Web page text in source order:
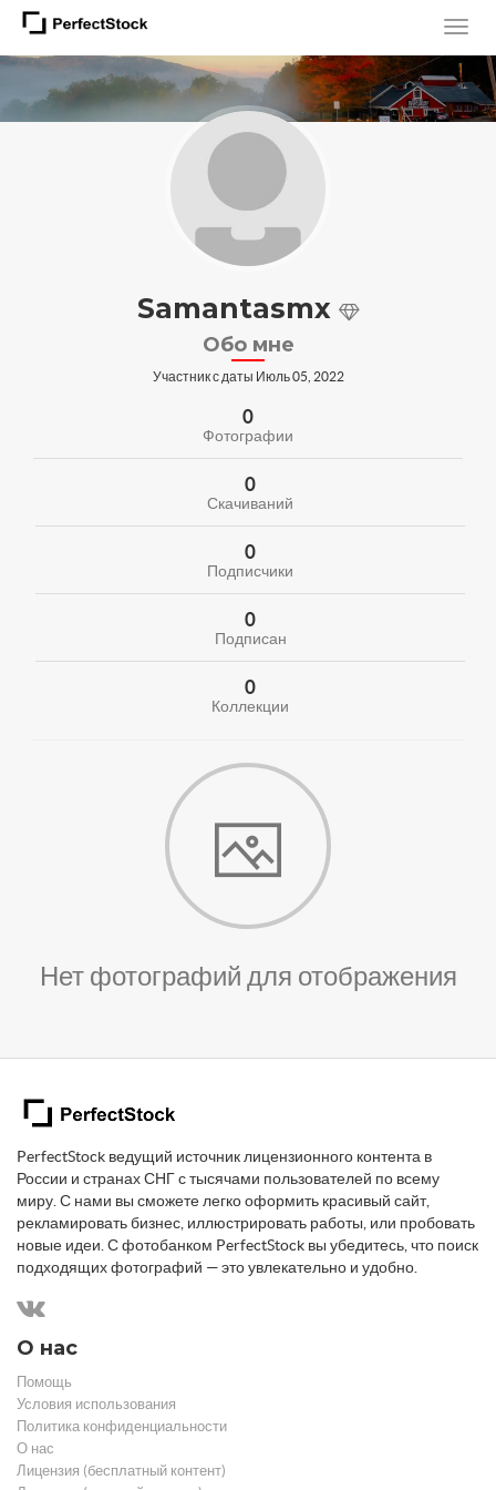
Samantasmx
Обо мне
Участник с даты Июль 05, 2022
0
Фотографии
0
Скачиваний
0
Подписчики
0
Подписан
0
Коллекции
Нет фотографий для отображения
PerfectStock ведущий источник лицензионного контента в
России и странах СНГ с тысячами пользователей по всему
миру. С нами вы сможете легко оформить красивый сайт,
рекламировать бизнес, иллюстрировать работы, или пробовать
новые идеи. С фотобанком PerfectStock вы убедитесь, что поиск
подходящих фотографий — это увлекательно и удобно.
О нас
Помощь
Условия использования
Политика конфиденциальности
О нас
Лицензия (бесплатный контент)